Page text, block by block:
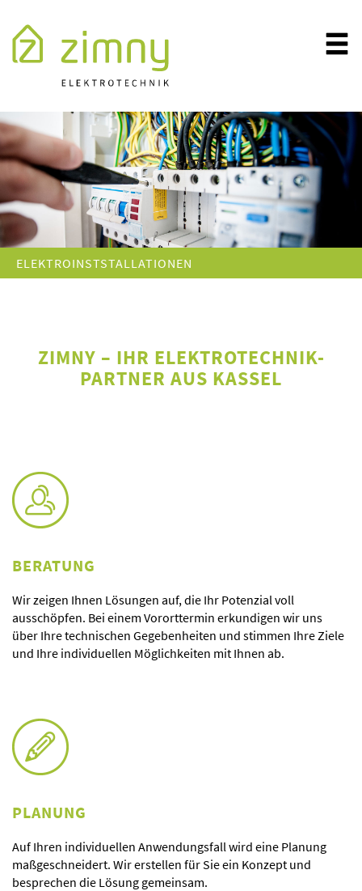
ELEKTROINSTSTALLATIONEN
ZIMNY – IHR ELEKTROTECHNIK-
PARTNER AUS KASSEL
BERATUNG
Wir zeigen Ihnen Lösungen auf, die Ihr Potenzial voll
ausschöpfen. Bei einem Vororttermin erkundigen wir uns
über Ihre technischen Gegebenheiten und stimmen Ihre Ziele
und Ihre individuellen Möglichkeiten mit Ihnen ab.
PLANUNG
Auf Ihren individuellen Anwendungsfall wird eine Planung
maßgeschneidert. Wir erstellen für Sie ein Konzept und
besprechen die Lösung gemeinsam.